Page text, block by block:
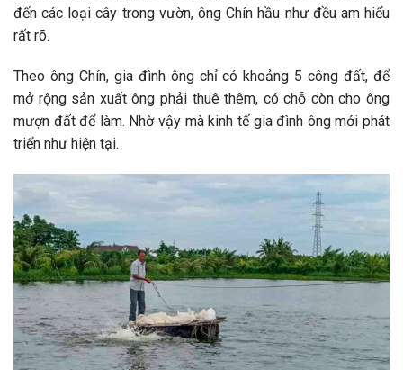
đến các loại cây trong vườn, ông Chín hầu như đều am hiểu
rất rõ.
Theo ông Chín, gia đình ông chỉ có khoảng 5 công đất, để
mở rộng sản xuất ông phải thuê thêm, có chỗ còn cho ông
mượn đất để làm. Nhờ vậy mà kinh tế gia đình ông mới phát
triển như hiện tại.